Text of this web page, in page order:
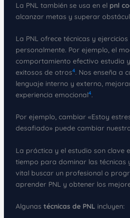
La PNL también se usa en el pnl
alcanzar metas y superar
La PNL ofrece técnicas y
personalmente. Por ejemplo, el
comportamiento efectivo estudia
exitosos de otros4. Nos enseña a
lenguaje interno y externo,
experiencia emocional4.
Por ejemplo, cambiar «Estoy
desafiado» puede cambiar
La práctica y el estudio son clave
tiempo para dominar las técnicas
vital buscar un profesional o
aprender PNL y obtener los
Algunas técnicas de PNL incluyen: